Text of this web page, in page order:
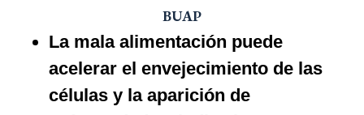
BUAP
La mala alimentación puede
acelerar el envejecimiento de las
células y la aparición de